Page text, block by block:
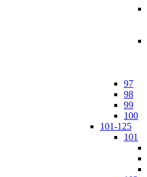
97
98
99
100
101-125
101